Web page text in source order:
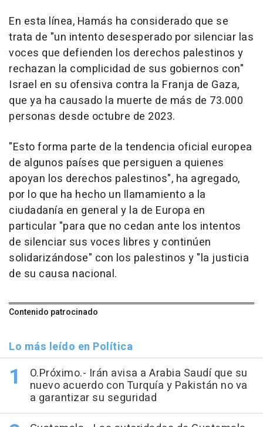
En esta línea, Hamás ha considerado que se
trata de "un intento desesperado por silenciar las
voces que defienden los derechos palestinos y
rechazan la complicidad de sus gobiernos con"
Israel en su ofensiva contra la Franja de Gaza,
que ya ha causado la muerte de más de 73.000
personas desde octubre de 2023.
"Esto forma parte de la tendencia oficial europea
de algunos países que persiguen a quienes
apoyan los derechos palestinos", ha agregado,
por lo que ha hecho un llamamiento a la
ciudadanía en general y la de Europa en
particular "para que no cedan ante los intentos
de silenciar sus voces libres y continúen
solidarizándose" con los palestinos y "la justicia
de su causa nacional.
Contenido patrocinado
Lo más leído en Política
O.Próximo.- Irán avisa a Arabia Saudí que su
nuevo acuerdo con Turquía y Pakistán no va
a garantizar su seguridad